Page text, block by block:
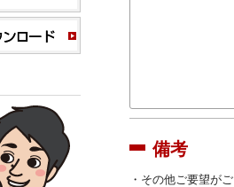
備考
・その他ご要望が